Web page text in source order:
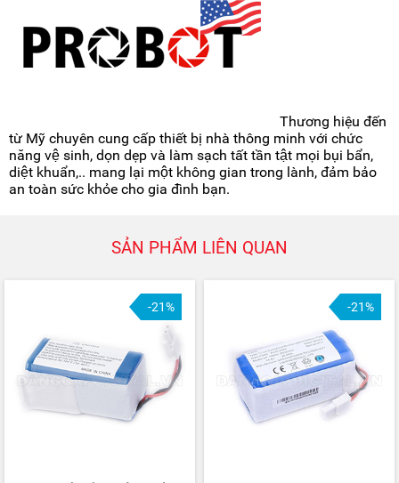
Thương hiệu đến
từ Mỹ chuyên cung cấp thiết bị nhà thông minh với chức
năng vệ sinh, dọn dẹp và làm sạch tất tần tật mọi bụi bẩn,
diệt khuẩn,.. mang lại một không gian trong lành, đảm bảo
an toàn sức khỏe cho gia đình bạn.
SẢN PHẨM LIÊN QUAN
-21% -21%